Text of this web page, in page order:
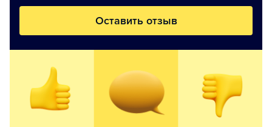
Оставить отзыв